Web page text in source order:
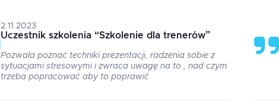
2.11.2023
Uczestnik szkolenia “Szkolenie dla trenerów”
Pozwala poznać techniki prezentacji, radzenia sobie z
sytuacjami stresowymi i zwraca uwagę na to , nad czym
trzeba popracować aby to poprawić